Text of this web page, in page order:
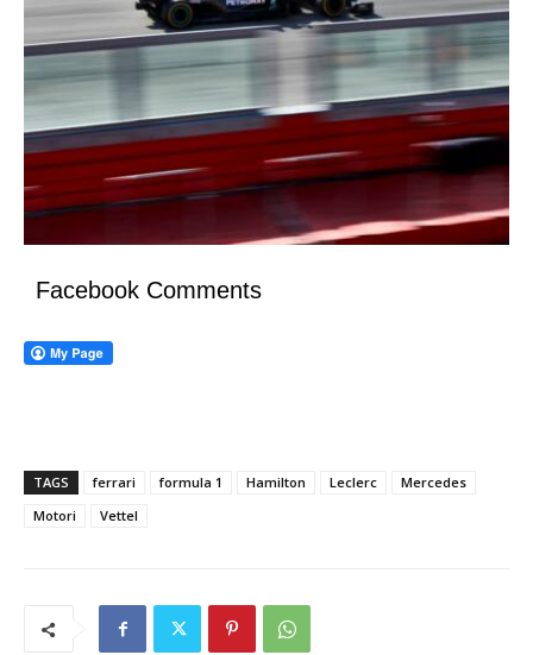
Facebook Comments
TAGS ferrari formula 1 Hamilton Leclerc
Mercedes
Motori
Vettel